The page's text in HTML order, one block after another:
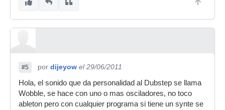
#5 por dijeyow el 29/06/2011
Hola, el sonido que da personalidad al Dubstep se llama
Wobble, se hace con uno o mas osciladores, no toco
ableton pero con cualquier programa si tiene un synte se